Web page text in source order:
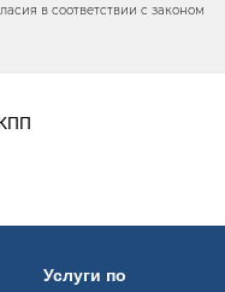
в соответствии с законом
Услуги по